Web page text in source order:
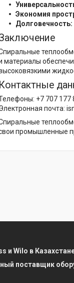
Экономия
Долговечность:
материалы
Контактные
+7 707 177
почта:
промышленные
и Wilo в
поставщик